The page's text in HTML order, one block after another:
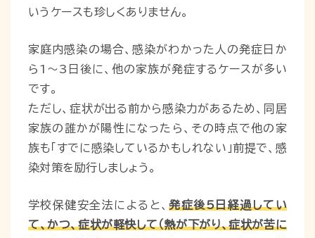
いうケースも珍しくありません。
家庭内感染の場合、感染がわかった人の発症日か
ら1〜3日後に、他の家族が発症するケースが多い
です。
ただし、症状が出る前から感染力があるため、同居
家族の誰かが陽性になったら、その時点で他の家
族も「すでに感染しているかもしれない」前提で、感
染対策を励行しましょう。
学校保健安全法によると、発症後5日経過してい
て、かつ、症状が軽快して（熱が下がり、症状が苦に